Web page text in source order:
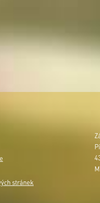
stránek